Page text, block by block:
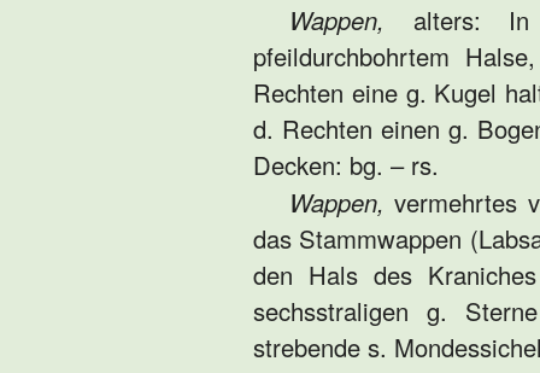
Wappen, alters:
pfeildurchbohrtem
Rechten eine g. Kugel
d. Rechten einen g.
Decken: bg. – rs.
Wappen, vermehrtes
das Stammwappen
den Hals des
sechsstraligen g.
strebende s.